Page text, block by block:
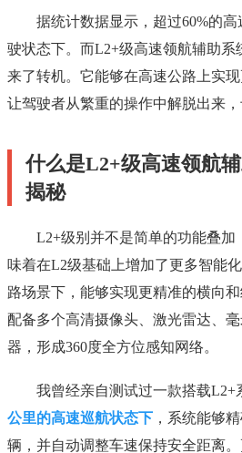
据统计数据显示，超过60%的
驶状态下。而L2+级高速领航辅助系
来了转机。它能够在高速公路上实
让驾驶者从繁重的操作中解脱出来，
什么是L2+级高速领航
揭秘
L2+级别并不是简单的功能叠加
味着在L2级基础上增加了更多智能
路场景下，能够实现更精准的横向
配备多个高清摄像头、激光雷达、
器，形成360度全方位感知网络。
我曾经亲自测试过一款搭载L2+
公里的高速巡航状态下 ，系统能够
辆，并自动调整车速保持安全距离